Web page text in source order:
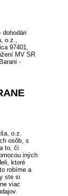
dohodári
o.z.,
97401,
MV SR
-
o.z.
osôb, s
to, či
iných
ktoré
robíme a
ste si
viac